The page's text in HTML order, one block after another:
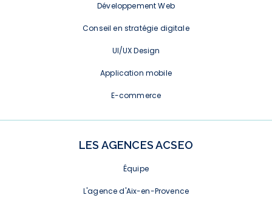
Développement Web
Conseil en stratégie digitale
UI/UX Design
Application mobile
E-commerce
LES AGENCES ACSEO
Équipe
L'agence d'Aix-en-Provence